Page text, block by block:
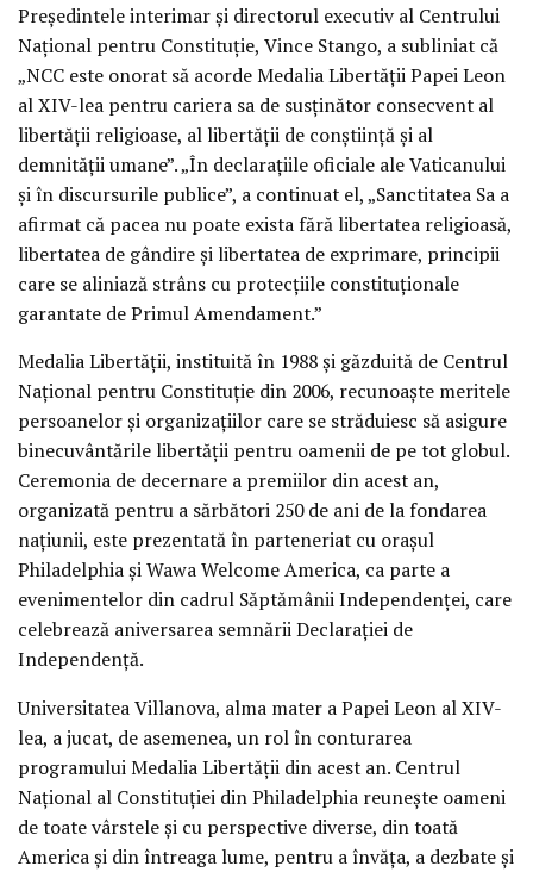
Președintele interimar și directorul executiv al Centrului
Național pentru Constituție, Vince Stango, a subliniat că
„NCC este onorat să acorde Medalia Libertății Papei Leon
al XIV-lea pentru cariera sa de susținător consecvent al
libertății religioase, al libertății de conștiință și al
demnității umane”. „În declarațiile oficiale ale Vaticanului
și în discursurile publice”, a continuat el, „Sanctitatea Sa a
afirmat că pacea nu poate exista fără libertatea religioasă,
libertatea de gândire și libertatea de exprimare, principii
care se aliniază strâns cu protecțiile constituționale
garantate de Primul Amendament.”
Medalia Libertății, instituită în 1988 și găzduită de Centrul
Național pentru Constituție din 2006, recunoaște meritele
persoanelor și organizațiilor care se străduiesc să asigure
binecuvântările libertății pentru oamenii de pe tot globul.
Ceremonia de decernare a premiilor din acest an,
organizată pentru a sărbători 250 de ani de la fondarea
națiunii, este prezentată în parteneriat cu orașul
Philadelphia și Wawa Welcome America, ca parte a
evenimentelor din cadrul Săptămânii Independenței, care
celebrează aniversarea semnării Declarației de
Independență.
Universitatea Villanova, alma mater a Papei Leon al XIV-
lea, a jucat, de asemenea, un rol în conturarea
programului Medalia Libertății din acest an. Centrul
Național al Constituției din Philadelphia reunește oameni
de toate vârstele și cu perspective diverse, din toată
America și din întreaga lume, pentru a învăța, a dezbate și